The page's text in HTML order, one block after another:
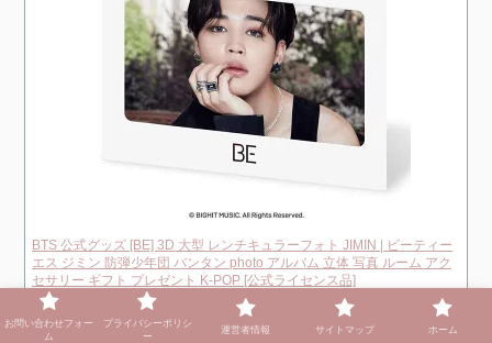
BTS 公式グッズ [BE] 3D 大型 レンチキュラーフォト JIMIN | ビーティー
エス ジミン 防弾少年団 バンタン photo アルバム 立体 写真 ルーム アク
セサリー ギフト プレゼント K-POP [公式ライセンス品]
楽天で購入
お問い合わせフォー
ム
プライバシーポリシ
ー
運営者情報 サイトマップ ホーム